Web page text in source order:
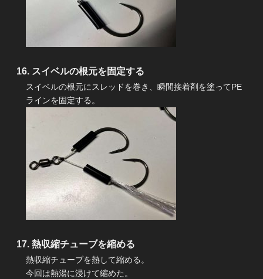
スイベルの根元を固定する
スイベルの根元にスレッドを巻き、瞬間接着剤を塗ってPE
ラインを固定する。
熱収縮チューブを縮める
熱収縮チューブを熱して縮める。
今回は熱湯に浸けて縮めた。